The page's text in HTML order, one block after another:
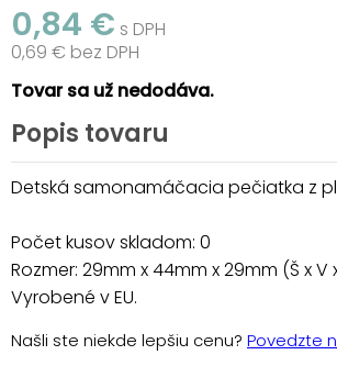
0,84 € s DPH
0,69 € bez DPH
Tovar sa už nedodáva.
Popis tovaru
Detská samonamáčacia pečiatka z
Počet kusov skladom: 0
Rozmer: 29mm x 44mm x 29mm (Š x V
Vyrobené v EU.
Našli ste niekde lepšiu cenu? Povedzte